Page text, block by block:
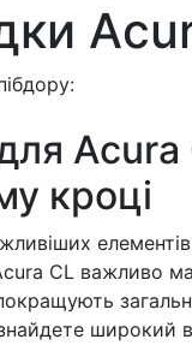
кроці
CL важливо
широкий